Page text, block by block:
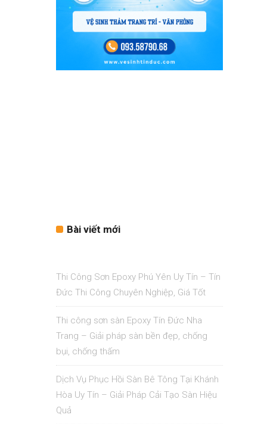
Bài viết mới
Thi Công Sơn Epoxy Phú Yên Uy Tín – Tín
Đức Thi Công Chuyên Nghiệp, Giá Tốt
Thi công sơn sàn Epoxy Tín Đức Nha
Trang – Giải pháp sàn bền đẹp, chống
bụi, chống thấm
Dịch Vụ Phục Hồi Sàn Bê Tông Tại Khánh
Hòa Uy Tín – Giải Pháp Cải Tạo Sàn Hiệu
Quả